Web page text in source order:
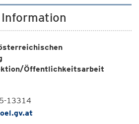
Öffentlichkeitsarbeit
13314